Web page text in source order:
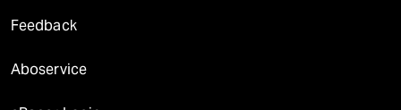
Feedback
Aboservice